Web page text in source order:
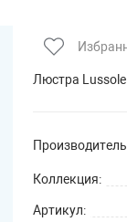
Люстра Lussole
Коллекция:
Артикул: